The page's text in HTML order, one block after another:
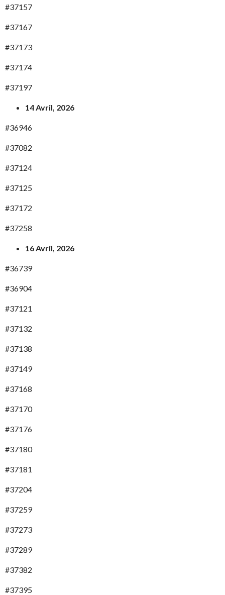
#37157
#37167
#37173
#37174
#37197
14 Avril, 2026
#36946
#37082
#37124
#37125
#37172
#37258
16 Avril, 2026
#36739
#36904
#37121
#37132
#37138
#37149
#37168
#37170
#37176
#37180
#37181
#37204
#37259
#37273
#37289
#37382
#37395